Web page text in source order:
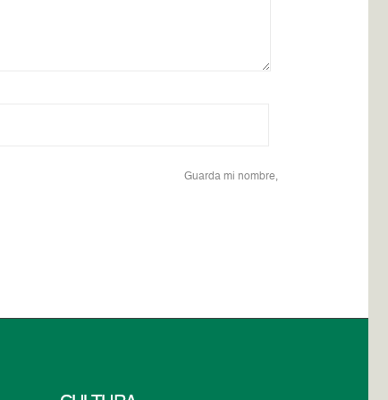
Guarda mi nombre,